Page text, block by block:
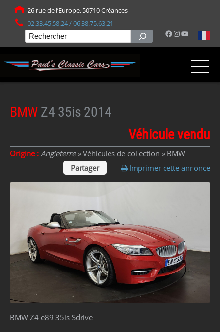
26 rue de l’Europe, 50710 Créances
02.33.45.58.24 / 06.38.75.63.21
Facebook
Instagram
YouTube
Rechercher
BMW Z4 35is 2014
Véhicule vendu
Origine : Angleterre» Véhicules de collection » BMW
Partager
Imprimer cette annonce
BMW Z4 e89 35is Sdrive
Panneau de gestion des cookies